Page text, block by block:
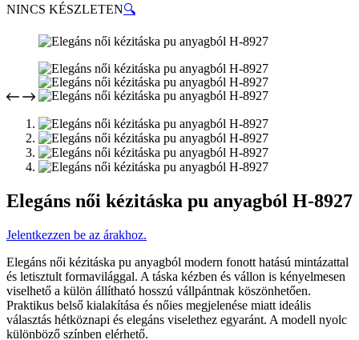
NINCS KÉSZLETEN🔍
Elegáns női kézitáska pu anyagból H-8927
Jelentkezzen be az árakhoz.
Elegáns női kézitáska pu anyagból modern fonott hatású mintázattal
és letisztult formavilággal. A táska kézben és vállon is kényelmesen
viselhető a külön állítható hosszú vállpántnak köszönhetően.
Praktikus belső kialakítása és nőies megjelenése miatt ideális
választás hétköznapi és elegáns viselethez egyaránt. A modell nyolc
különböző színben elérhető.